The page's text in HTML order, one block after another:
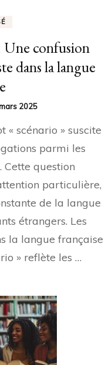
Une confusion
dans la langue
2025
scénario » suscite
parmi les
Cette question
particulière,
de la langue
étrangers. Les
la langue française
» reflète les …